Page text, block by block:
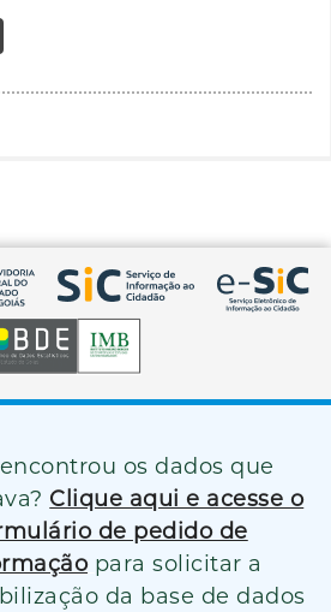
os dados que
Clique aqui e acesse o
de pedido de
para solicitar a
da base de dados